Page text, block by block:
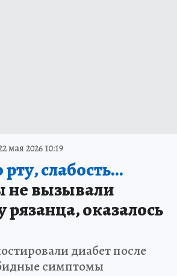
мая 2026 10:19
слабость...
вызывали
рязанца, оказалось
диабет после
симптомы